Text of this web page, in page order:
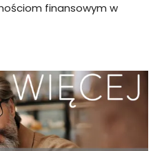
finansowym w